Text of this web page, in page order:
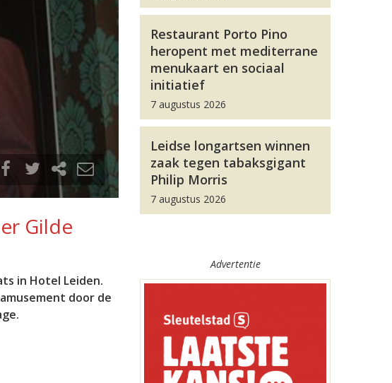
Gilde
in Hotel Leiden.
door de
Restaurant Porto Pino
heropent met mediterrane
menukaart en sociaal
initiatief
7 augustus 2026
Leidse longartsen winnen
zaak tegen tabaksgigant
Philip Morris
7 augustus 2026
Advertentie